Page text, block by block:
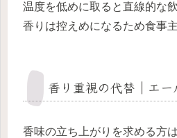
温度を低めに取ると直線的な
香りは控えめになるため食事
香り重視の代替｜エ
香味の立ち上がりを求める方